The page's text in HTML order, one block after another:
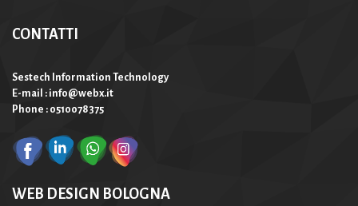
CONTATTI
Sestech Information Technology
E-mail : info@webx.it
Phone : 0510078375
WEB DESIGN BOLOGNA